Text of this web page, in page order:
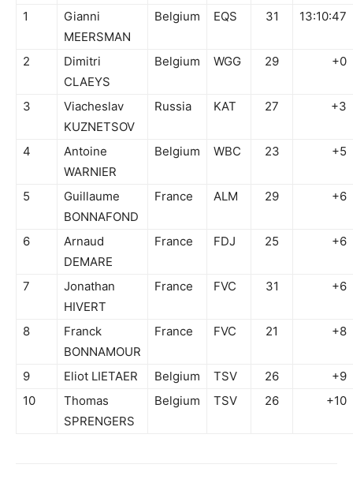
1
Gianni
MEERSMAN
Belgium EQS 31 13:10:47
2
Dimitri
CLAEYS
Belgium WGG 29 +0
3
Viacheslav
KUZNETSOV
Russia KAT 27 +3
4
Antoine
WARNIER
Belgium WBC 23 +5
5
Guillaume
BONNAFOND
France ALM 29 +6
6
Arnaud
DEMARE
France FDJ 25 +6
7
Jonathan
HIVERT
France FVC 31 +6
8
Franck
BONNAMOUR
France FVC 21 +8
9 Eliot LIETAER Belgium TSV 26
+9
10
Thomas
SPRENGERS
Belgium TSV 26 +10